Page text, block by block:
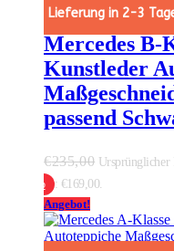
Lieferung in 2-3
Mercedes B-
Kunstleder
passend
€235,00 Ursprünglicher
ist: €169,00.
Angebot!